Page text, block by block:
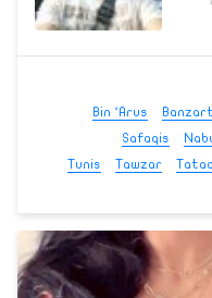
Banzart
Bin ‘Arus
Safaqis
Tawzar
Tunis